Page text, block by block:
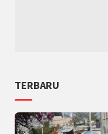
TERBARU